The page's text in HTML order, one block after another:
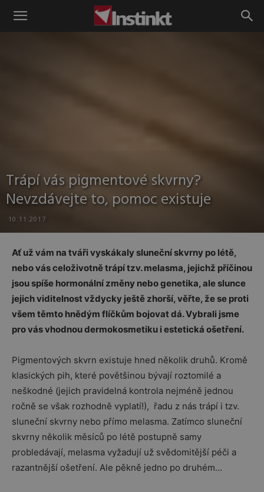
Instinkt
Trápí vás pigmentové skvrny?
Nevzdávejte to, pomoc existuje
10.11.2017
Ať už vám na tváři vyskákaly sluneční skvrny po létě,
nebo vás celoživotně trápí tzv. melasma, jejichž příčinou
jsou spíše hormonální změny nebo genetika, ale slunce
jejich viditelnost vždycky ještě zhorší, věřte, že se proti
všem těmto hnědým flíčkům bojovat dá. Vybrali jsme
pro vás vhodnou dermokosmetiku i estetická ošetření.
Pigmentových skvrn existuje hned několik druhů. Kromě
klasických pih, které povětšinou bývají roztomilé a
neškodné (jejich pravidelná kontrola nejméně jednou
ročně se však rozhodně vyplatí!), řadu z nás trápí i tzv.
sluneční skvrny nebo přímo melasma. Zatímco sluneční
skvrny několik měsíců po létě postupně samy
probledávají, melasma vyžadují už svědomitější péči a
razantnější ošetření. Ale pěkně jedno po druhém…